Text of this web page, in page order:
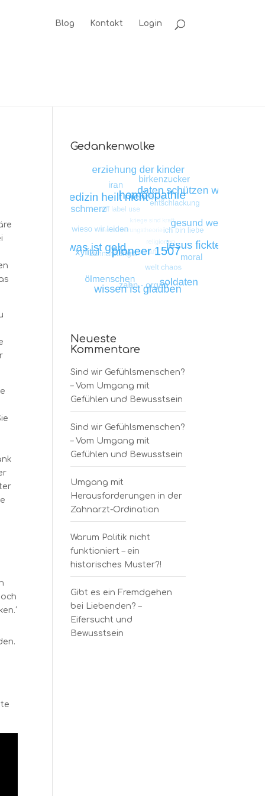
Blog Kontakt Login
Gedankenwolke
Neueste
Kommentare
Sind wir Gefühlsmenschen?
– Vom Umgang mit
Gefühlen und Bewusstsein
Sind wir Gefühlsmenschen?
– Vom Umgang mit
Gefühlen und Bewusstsein
Umgang mit
Herausforderungen in der
Zahnarzt-Ordination
Warum Politik nicht
funktioniert – ein
historisches Muster?!
Gibt es ein Fremdgehen
bei Liebenden? –
Eifersucht und
Bewusstsein